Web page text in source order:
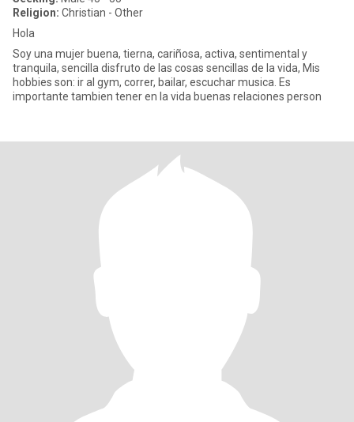
Religion: Christian - Other
Hola
Soy una mujer buena, tierna, cariñosa, activa, sentimental y
tranquila, sencilla disfruto de las cosas sencillas de la vida, Mis
hobbies son: ir al gym, correr, bailar, escuchar musica. Es
importante tambien tener en la vida buenas relaciones person